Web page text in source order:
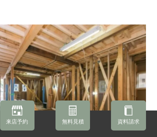
来店予約 無料見積 資料請求